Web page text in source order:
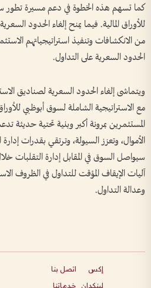
كما تسهم هذه الخطوة في دعم مسيرة تطور
للأوراق المالية. فيما يمنح إلغاء الحدود
من الانكشافات وتنفيذ استراتيجياتهم
الحدود السعرية على التداول.
ويتماشى إلغاء الحدود السعرية لصناديق
مع الاستراتيجية الشاملة لسوق أبوظبي
المستثمرين بمرونة أكبر وبنية تحتية
الأموال، وتعزز السيولة، وترتقي بقدرات
سيواصل السوق في المقابل إدارة التقلبات
آليات الإيقاف المؤقت للتداول في الظروف
وعدالة التداول.
إكس
لينكدإن
اتصل بنا
خدماتنا